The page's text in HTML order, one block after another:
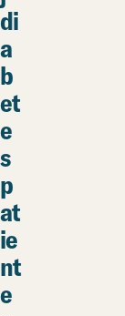
di
a
b
et
e
s
p
at
ie
nt
e